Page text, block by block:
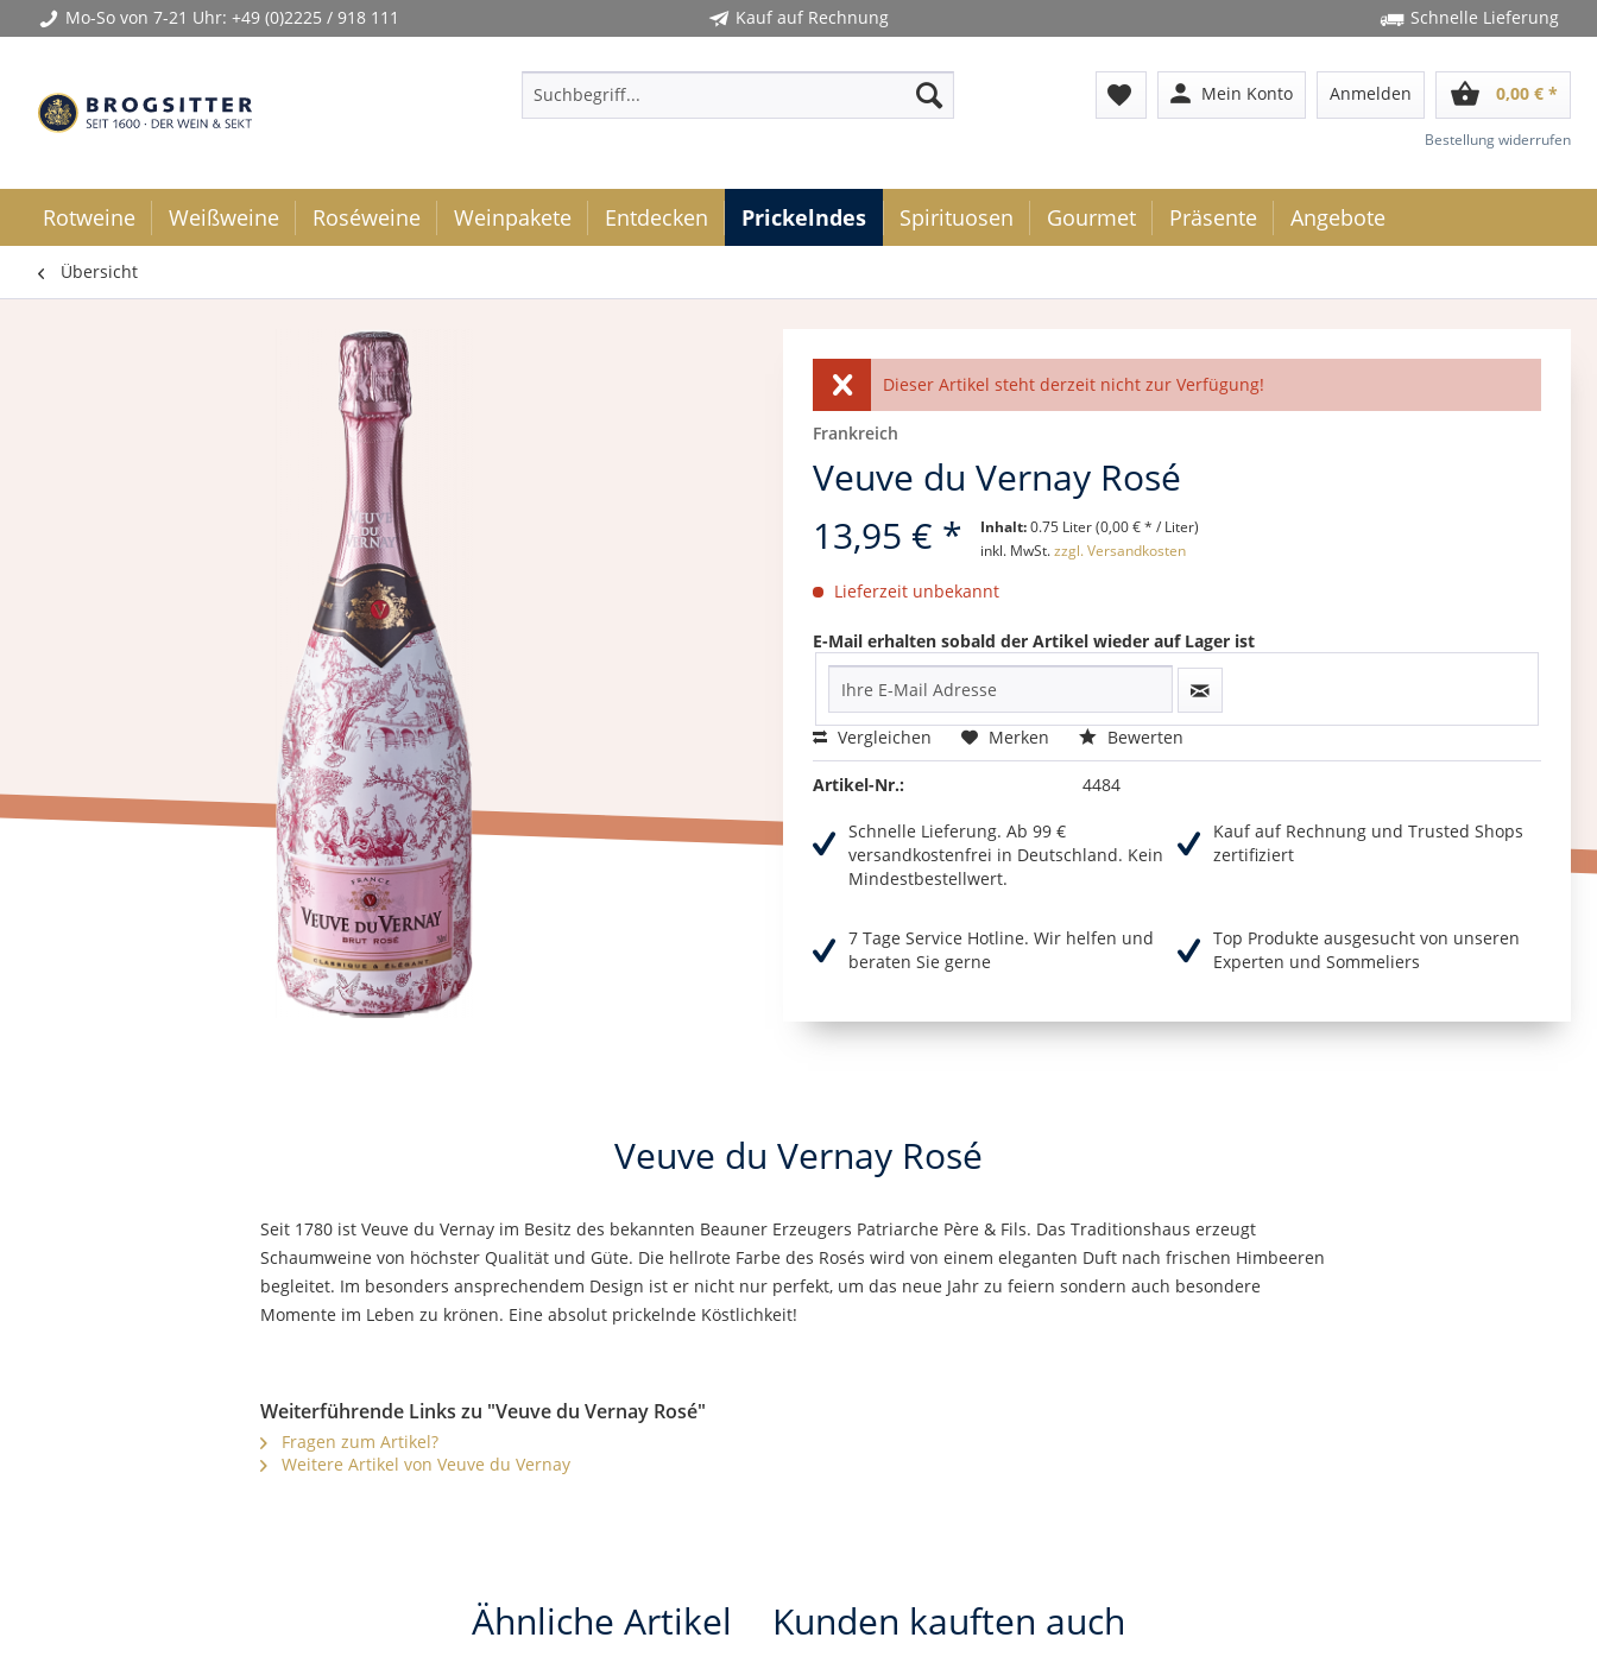
Mo-So von 7-21 Uhr: +49 (0)2225 / 918 111 Kauf auf Rechnung Schnelle Lieferung
favorite person Mein Konto Anmelden shopping_basket 0,00 € *
Bestellung widerrufen
Rotweine Weißweine Roséweine Weinpakete Entdecken Prickelndes Spirituosen Gourmet Präsente Angebote
Übersicht
Dieser Artikel steht derzeit nicht zur Verfügung!
Frankreich
Veuve du Vernay Rosé
13,95 € *
Inhalt:0.75 Liter (0,00 € * / Liter)
inkl. MwSt.zzgl. Versandkosten
Lieferzeit unbekannt
E-Mail erhalten sobald der Artikel wieder auf Lager ist
Vergleichen Merken Bewerten
Artikel-Nr.: 4484
Schnelle Lieferung. Ab 99 €
versandkostenfrei in Deutschland. Kein
Mindestbestellwert.
Kauf auf Rechnung und Trusted Shops
zertifiziert
7 Tage Service Hotline. Wir helfen und
beraten Sie gerne
Top Produkte ausgesucht von unseren
Experten und Sommeliers
Veuve du Vernay Rosé
Seit 1780 ist Veuve du Vernay im Besitz des bekannten Beauner Erzeugers Patriarche Père & Fils. Das Traditionshaus erzeugt
Schaumweine von höchster Qualität und Güte. Die hellrote Farbe des Rosés wird von einem eleganten Duft nach frischen Himbeeren
begleitet. Im besonders ansprechendem Design ist er nicht nur perfekt, um das neue Jahr zu feiern sondern auch besondere
Momente im Leben zu krönen. Eine absolut prickelnde Köstlichkeit!
Weiterführende Links zu "Veuve du Vernay Rosé"
Fragen zum Artikel?
Weitere Artikel von Veuve du Vernay
Ähnliche Artikel Kunden kauften auch